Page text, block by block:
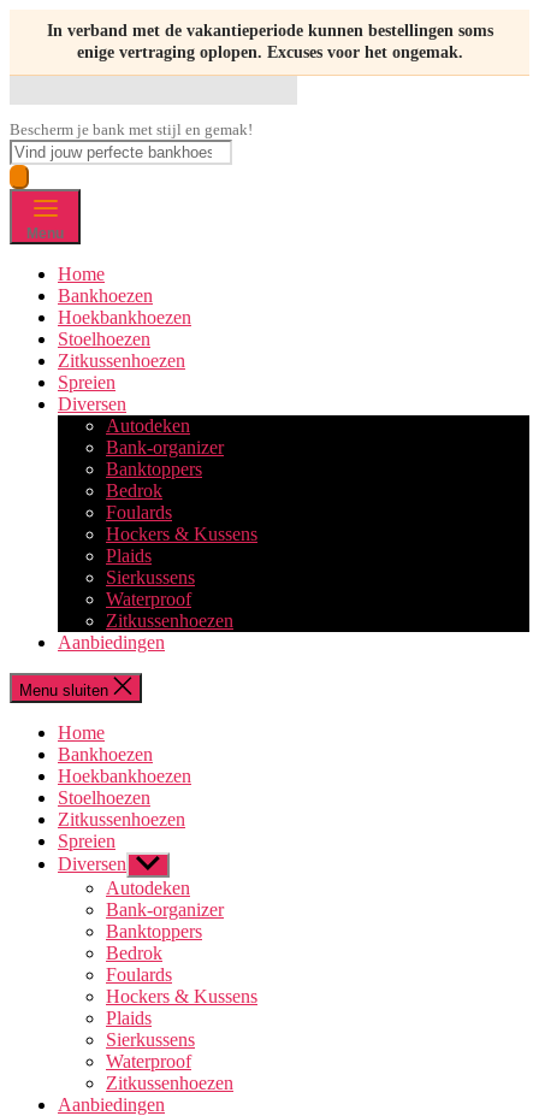
In verband met de vakantieperiode kunnen bestellingen soms
enige vertraging oplopen. Excuses voor het ongemak.
Bescherm je bank met stijl en gemak!
Producten
zoeken
Home
Bankhoezen
Hoekbankhoezen
Stoelhoezen
Zitkussenhoezen
Spreien
Diversen
Autodeken
Bank-organizer
Banktoppers
Bedrok
Foulards
Hockers & Kussens
Plaids
Sierkussens
Waterproof
Zitkussenhoezen
Aanbiedingen
Menu sluiten
Home
Bankhoezen
Hoekbankhoezen
Stoelhoezen
Zitkussenhoezen
Spreien
Diversen Toon
submenu
Autodeken
Bank-organizer
Banktoppers
Bedrok
Foulards
Hockers & Kussens
Plaids
Sierkussens
Waterproof
Zitkussenhoezen
Aanbiedingen